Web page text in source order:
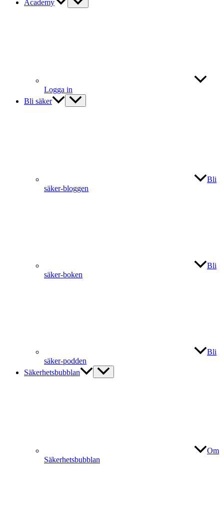
Academy
Logga in
Bli säker
Bli
säker-bloggen
Bli
säker-boken
Bli
säker-podden
Säkerhetsbubblan
Om
Säkerhetsbubblan